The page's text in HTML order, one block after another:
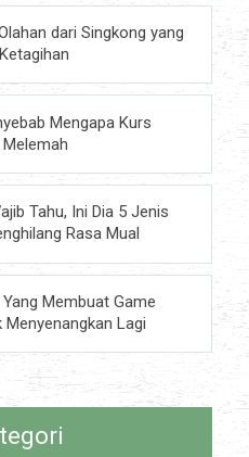
dari Singkong yang
Mengapa Kurs
Tahu, Ini Dia 5 Jenis
Rasa Mual
Yang Membuat Game
Menyenangkan Lagi